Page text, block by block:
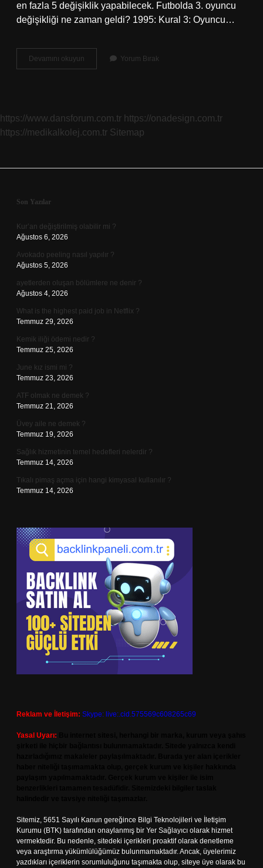
en fazla 5 değişiklik yapabilecek. Futbolda 3. oyuncu
değişikliği ne zaman geldi? 1995: Kural 3: Oyuncu…
Devamını okuyun
Sporda
Ile
Sınırlandırılmıştır
Yorum Bırak
https://www.dansforum.com.tr https://onadesign.com.tr
https://medikalkolej.com.tr Sitemap
Sidebar
Son Yazılar
Kur’an değiştirilmiş olabilir mi ?
Ağustos 6, 2026
Avokado peeling nasıl yapılır ?
Ağustos 5, 2026
ayetlerden oluşan bölümlere ne denir ?
Ağustos 4, 2026
What is the highest paid job in Netflix ?
Temmuz 29, 2026
Kemik iliği ödemi nedir ?
Temmuz 25, 2026
June kız ismi mi ?
Temmuz 23, 2026
ATF olmak ne demek ?
Temmuz 21, 2026
Üvey aile ne demek ?
Temmuz 19, 2026
Sağlık hizmetinin temel hedefleri nelerdir ?
Temmuz 14, 2026
Tıkalı pimaş açma için hangi kimyasal kullanılır ?
Temmuz 14, 2026
Reklam ve İletişim: Skype: live:.cid.575569c608265c69
Yasal Uyarı:
Sitemiz, 5651 Sayılı Kanun gereğince Bilgi Teknolojileri ve İletişim
Kurumu (BTK) tarafından onaylanmış bir Yer Sağlayıcı olarak hizmet
vermektedir. Bu nedenle, sitedeki içerikleri proaktif olarak denetleme
veya araştırma yükümlülüğümüz bulunmamaktadır. Ancak, üyelerimiz
yazdıkları içeriklerin sorumluluğunu taşımakta olup, siteye üye olarak bu